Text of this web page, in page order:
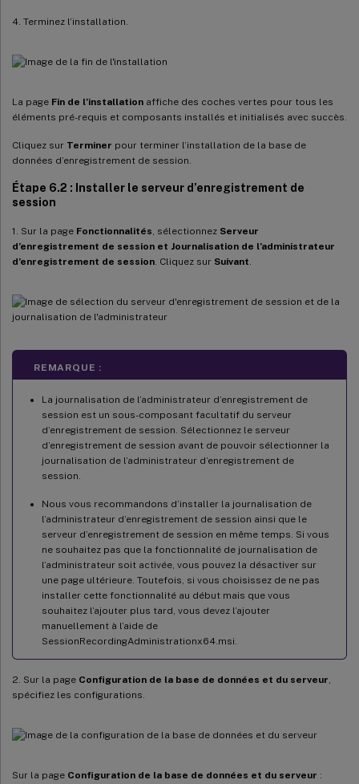
4. Terminez l’installation.
La page Fin de l’installation affiche des coches vertes pour tous les
éléments pré-requis et composants installés et initialisés avec succès.
Cliquez sur Terminer pour terminer l’installation de la base de
données d’enregistrement de session.
Étape 6.2 : Installer le serveur d’enregistrement de
session
1. Sur la page Fonctionnalités , sélectionnez Serveur
d’enregistrement de session et Journalisation de l’administrateur
d’enregistrement de session . Cliquez sur Suivant
REMARQUE :
La journalisation de l’administrateur d’enregistrement de
session est un sous-composant facultatif du serveur
d’enregistrement de session. Sélectionnez le serveur
d’enregistrement de session avant de pouvoir sélectionner la
journalisation de l’administrateur d’enregistrement de
session.
Nous vous recommandons d’installer la journalisation de
l’administrateur d’enregistrement de session ainsi que le
serveur d’enregistrement de session en même temps. Si vous
ne souhaitez pas que la fonctionnalité de journalisation de
l’administrateur soit activée, vous pouvez la désactiver sur
une page ultérieure. Toutefois, si vous choisissez de ne pas
installer cette fonctionnalité au début mais que vous
souhaitez l’ajouter plus tard, vous devez l’ajouter
manuellement à l’aide de
SessionRecordingAdministrationx64.msi.
2. Sur la page Configuration de la base de données et du serveur
spécifiez les configurations.
Sur la page Configuration de la base de données et du serveur :